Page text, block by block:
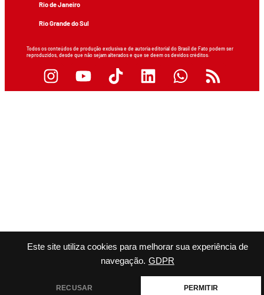
Este site utiliza cookies para melhorar sua experiência de
navegação. GDPR
RECUSAR PERMITIR
Rio de Janeiro
Rio Grande do Sul
Todos os conteúdos de produção exclusiva e de autoria editorial do Brasil de Fato podem ser
reproduzidos, desde que não sejam alterados e que se deem os devidos créditos.